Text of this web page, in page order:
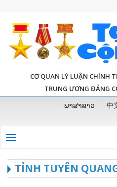
CƠ QUAN LÝ LUẬN CHÍNH
TRUNG ƯƠNG ĐẢNG
ພາສາລາວ 中
TỈNH TUYÊN